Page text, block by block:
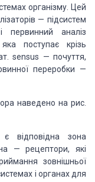
організму. Цей
— підсистем
первинний аналіз
поступає крізь
sensus — почуття,
переробки —
наведено на рис.
відповідна зона
— рецептори, які
зовнішньої
і органах для